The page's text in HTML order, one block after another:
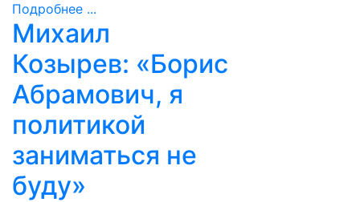
Подробнее ...
Михаил
Козырев: «Борис
Абрамович, я
политикой
заниматься не
буду»